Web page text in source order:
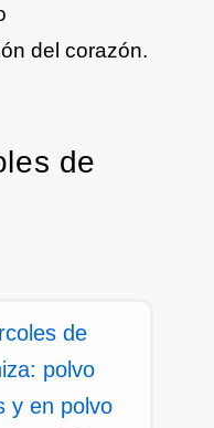
del corazón.
de
de
polvo
y en polvo